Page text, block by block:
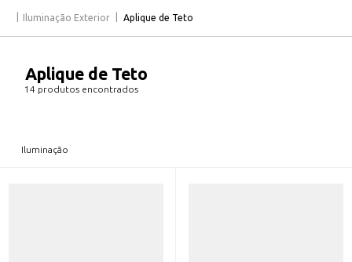
Iluminação Exterior Aplique de Teto
Aplique de Teto
14 produtos encontrados
Iluminação